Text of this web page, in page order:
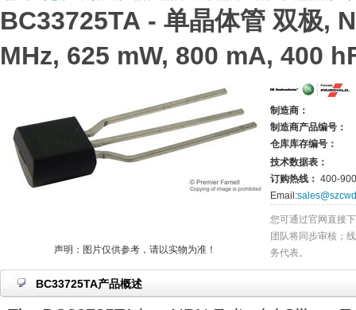
BC33725TA - 单晶体管 双极,
MHz, 625 mW, 800 mA, 400
声明：图片仅供参考，请以实物为准！
制造商：
制造商产品编号：
仓库库存编号：
技术数据表：
订购热线： 400-
Email:
您可通过官网直接
团队将同步审核；
务代表。
BC33725TA产品概述